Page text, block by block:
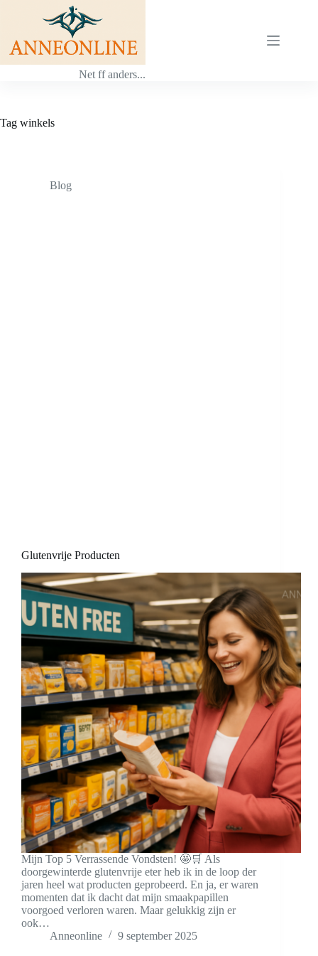
inhoud
Net ff anders...
Tag winkels
Blog
Glutenvrije Producten
Mijn Top 5 Verrassende Vondsten! 🤩🛒 Als
doorgewinterde glutenvrije eter heb ik in de loop der
jaren heel wat producten geprobeerd. En ja, er waren
momenten dat ik dacht dat mijn smaakpapillen
voorgoed verloren waren. Maar gelukkig zijn er
ook…
Anneonline
9 september 2025